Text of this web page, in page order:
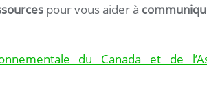
pour vous aider à
du Canada et de